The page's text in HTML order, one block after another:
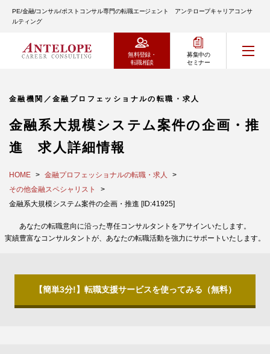
PE/金融/コンサル/ポストコンサル専門の転職エージェント アンテロープキャリアコンサ
ルティング
無料登録・
転職相談
募集中の
セミナー
金融機関／金融プロフェッショナルの転職・求人
金融系大規模システム案件の企画・推
進 求人詳細情報
HOME
金融プロフェッショナルの転職・求人
その他金融スペシャリスト
金融系大規模システム案件の企画・推進 [ID:41925]
あなたの転職意向に沿った専任コンサルタントをアサインいたします。
実績豊富なコンサルタントが、あなたの転職活動を強力にサポートいたします。
【簡単3分!】転職支援サービスを使ってみる（無料）